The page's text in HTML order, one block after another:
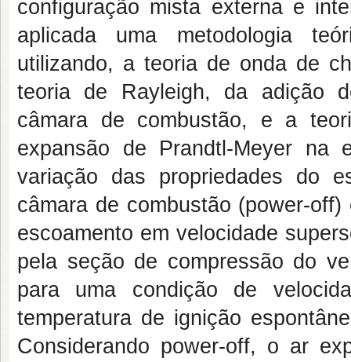
configuração mista externa e
aplicada uma metodologia
utilizando, a teoria de onda de
teoria de Rayleigh, da adição
câmara de combustão, e a
expansão de Prandtl-Meyer na
variação das propriedades do
câmara de combustão (power-
escoamento em velocidade
pela seção de compressão do
para uma condição de
temperatura de ignição
Considerando power-off, o ar